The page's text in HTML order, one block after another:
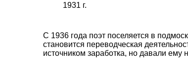
1931 г.
С 1936 года поэт поселяется в
становится переводческая
источником заработка, но давали ему